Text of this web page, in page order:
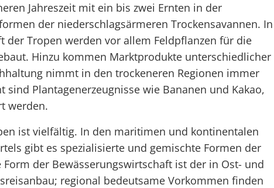
Jahreszeit mit ein bis zwei Ernten in der
der niederschlagsärmeren Trockensavannen. In
Tropen werden vor allem Feldpflanzen für die
Hinzu kommen Marktprodukte unterschiedlicher
nimmt in den trockeneren Regionen immer
sind Plantagenerzeugnisse wie Bananen und Kakao,
werden.
ist vielfältig. In den maritimen und kontinentalen
gibt es spezialisierte und gemischte Formen der
der Bewässerungswirtschaft ist der in Ost- und
regional bedeutsame Vorkommen finden